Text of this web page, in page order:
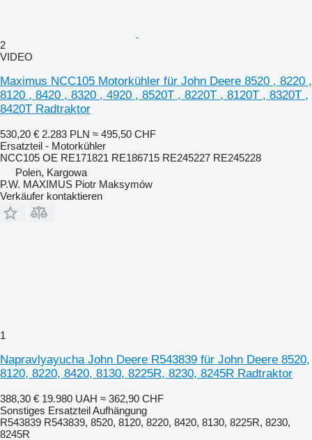
2
VIDEO
Maximus NCC105 Motorkühler für John Deere 8520 , 8220 ,
8120 , 8420 , 8320 , 4920 , 8520T , 8220T , 8120T , 8320T ,
8420T Radtraktor
530,20 € 2.283 PLN ≈ 495,50 CHF
Ersatzteil - Motorkühler
NCC105 OE RE171821 RE186715 RE245227 RE245228
Polen, Kargowa
P.W. MAXIMUS Piotr Maksymów
Verkäufer kontaktieren
1
Napravlyayucha John Deere R543839 für John Deere 8520,
8120, 8220, 8420, 8130, 8225R, 8230, 8245R Radtraktor
388,30 € 19.980 UAH ≈ 362,90 CHF
Sonstiges Ersatzteil Aufhängung
R543839 R543839, 8520, 8120, 8220, 8420, 8130, 8225R, 8230,
8245R